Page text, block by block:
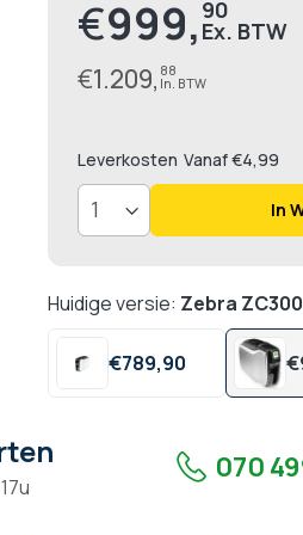
Prijs
€999, 90
€1.209, 88
Leverkosten Vanaf €4,99
In
Huidige versie: Zebra
€789,90 €
070